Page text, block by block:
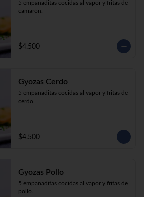
5 empanaditas cocidas al vapor y fritas de
camarón.
$4.500
Gyozas Cerdo
5 empanaditas cocidas al vapor y fritas de
cerdo.
$4.500
Gyozas Pollo
5 empanaditas cocidas al vapor y fritas de
pollo.